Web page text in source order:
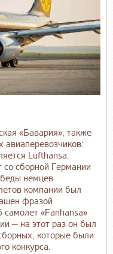
«Бавария», также
авиаперевозчиков:
Lufthansa.
со сборной Германии
немцев
компании был
фразой
«Fanhansa»
— на этот раз он был
которые были
конкурса.